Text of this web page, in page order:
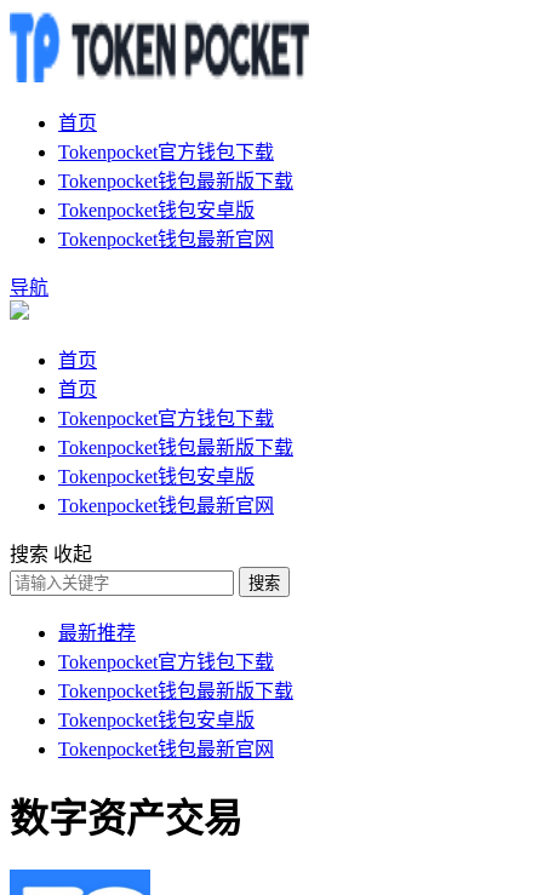
首页
Tokenpocket官方钱包下载
Tokenpocket钱包最新版下载
Tokenpocket钱包安卓版
Tokenpocket钱包最新官网
导航
首页
首页
Tokenpocket官方钱包下载
Tokenpocket钱包最新版下载
Tokenpocket钱包安卓版
Tokenpocket钱包最新官网
搜索 收起
搜索
最新推荐
Tokenpocket官方钱包下载
Tokenpocket钱包最新版下载
Tokenpocket钱包安卓版
Tokenpocket钱包最新官网
数字资产交易